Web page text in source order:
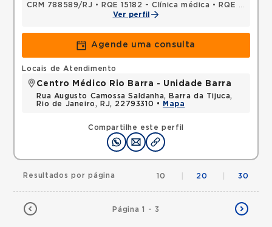
CRM 788589/RJ • RQE 15182 - Clínica médica •
RQE 17209 - Reumatologia
Ver perfil
Agende uma consulta
Compartilhe este perfil
Locais de Atendimento
Centro Médico Rio Barra - Unidade Barra
Rua Augusto Camossa Saldanha, Barra da Tijuca,
Rio de Janeiro, RJ, 22793310 •
Mapa
Página 1 - 3
Resultados por página 10 20 30